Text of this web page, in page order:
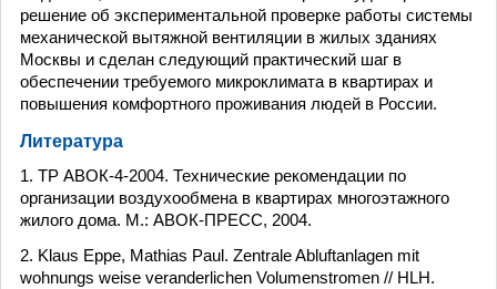
решение об экспериментальной проверке работы системы
механической вытяжной вентиляции в жилых зданиях
Москвы и сделан следующий практический шаг в
обеспечении требуемого микроклимата в квартирах и
повышения комфортного проживания людей в России.
Литература
1. ТР АВОК-4-2004. Технические рекомендации по
организации воздухообмена в квартирах многоэтажного
жилого дома. М.: АВОК-ПРЕСС, 2004.
2. Klaus Eppe, Mathias Paul. Zentrale Abluftanlagen mit
wohnungs weise veranderlichen Volumenstromen // HLH.